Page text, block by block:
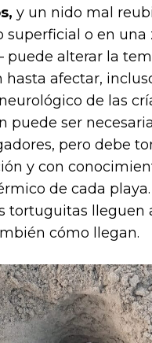
y un nido mal
superficial o en una
alterar la
afectar,
de las
puede ser
pero debe
y con
de cada
tortuguitas lleguen
cómo llegan.